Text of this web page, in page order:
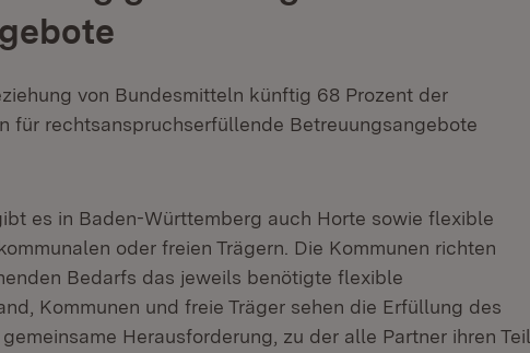
von Bundesmitteln künftig 68 Prozent der
für rechtsanspruchserfüllende Betreuungsangebote
es in Baden-Württemberg auch Horte sowie flexible
oder freien Trägern. Die Kommunen richten
Bedarfs das jeweils benötigte flexible
Kommunen und freie Träger sehen die Erfüllung des
Herausforderung, zu der alle Partner ihren Teil